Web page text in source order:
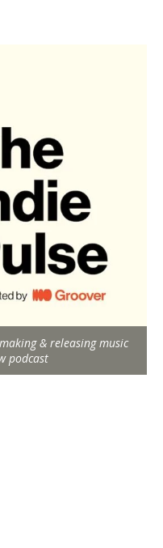
& releasing music
podcast